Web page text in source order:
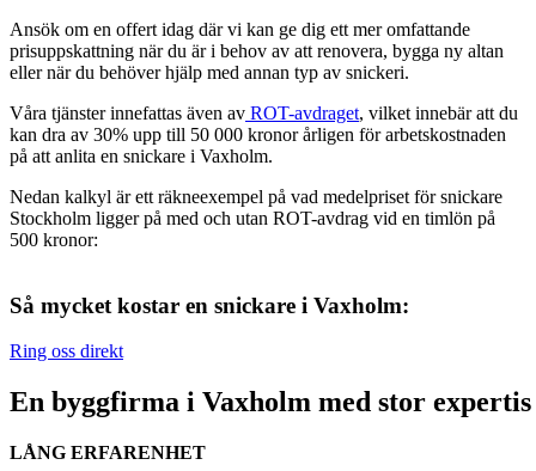
Ansök om en offert idag där vi kan ge dig ett mer omfattande
prisuppskattning när du är i behov av att renovera, bygga ny altan
eller när du behöver hjälp med annan typ av snickeri.
Våra tjänster innefattas även av ROT-avdraget, vilket innebär att du
kan dra av 30% upp till 50 000 kronor årligen för arbetskostnaden
på att anlita en snickare i Vaxholm.
Nedan kalkyl är ett räkneexempel på vad medelpriset för snickare
Stockholm ligger på med och utan ROT-avdrag vid en timlön på
500 kronor:
Så mycket kostar en snickare i Vaxholm:
Ring oss direkt
En byggfirma i Vaxholm med stor expertis
LÅNG ERFARENHET